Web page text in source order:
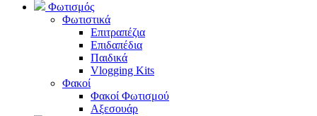
Φωτισμός
Φωτιστικά
Επιτραπέζια
Επιδαπέδια
Παιδικά
Vlogging Kits
Φακοί
Φακοί Φωτισμού
Αξεσουάρ